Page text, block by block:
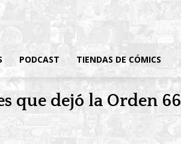
PODCAST TIENDAS DE CÓMICS
que dejó la Orden 66